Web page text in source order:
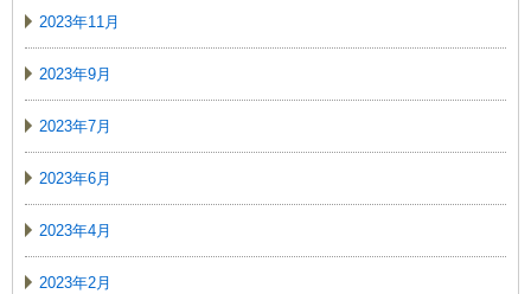
2023年11月
2023年9月
2023年7月
2023年6月
2023年4月
2023年2月